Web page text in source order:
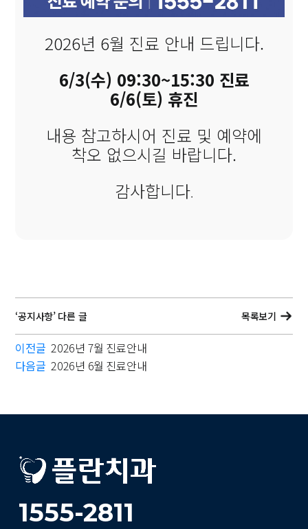
2026년 6월 진료 안내 드립니다.
6/3(수) 09:30~15:30 진료
6/6(토) 휴진
내용 참고하시어 진료 및 예약에
착오 없으시길 바랍니다.
감사합니다.
‘공지사항’ 다른 글 목록보기
이전글 2026년 7월 진료안내
다음글 2026년 6월 진료안내
1555-2811